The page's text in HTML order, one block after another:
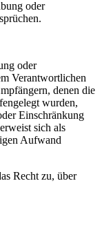
oder
oder
Verantwortlichen
denen die
wurden,
Einschränkung
sich als
Aufwand
Recht zu, über